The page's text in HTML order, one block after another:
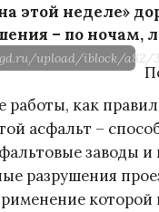
этой неделе»
– по ночам,
upload/iblock/a82/
работы, как
асфальт –
заводы
разрушения